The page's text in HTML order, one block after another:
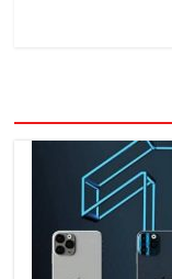
ورسوم
وزير العمل
No Comment